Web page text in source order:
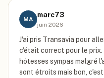
MA
marc73
juin 2026
J'ai pris Transavia pour
c'était correct pour le prix.
hôtesses sympas malgré
sont étroits mais bon,